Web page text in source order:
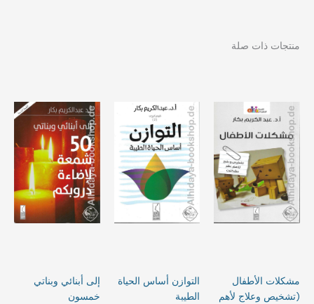
منتجات ذات صلة
مشكلات الأطفال
(تشخيص وعلاج لأهم
التوازن أساس الحياة
الطيبة
إلى أبنائي وبناتي
خمسون